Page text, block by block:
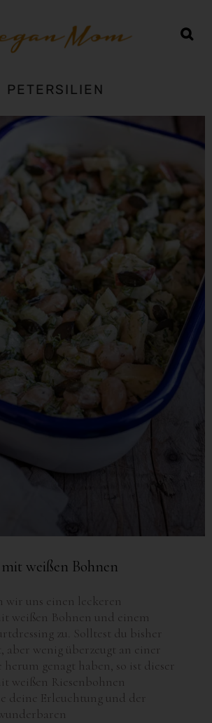
PETERSILIEN
weißen Bohnen
wir uns einen leckeren
weißen Bohnen und einem
zu. Solltest du bisher
aber wenig überzeugt an einer
herum genagt haben, so ist dieser
weißen Riesenbohnen
deine Erleuchtung und der